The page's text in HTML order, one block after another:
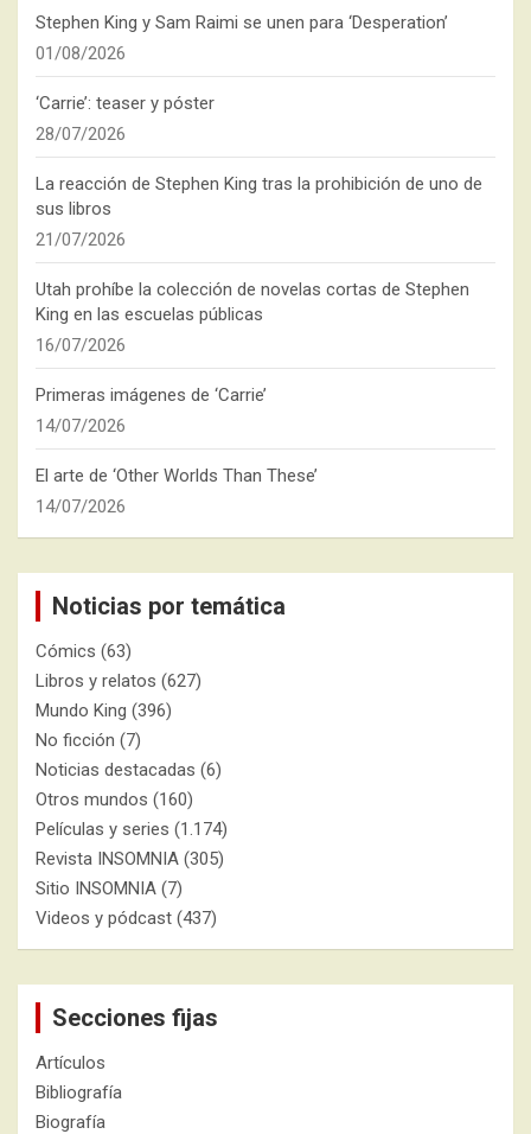
Stephen King y Sam Raimi se unen para ‘Desperation’
01/08/2026
‘Carrie’: teaser y póster
28/07/2026
La reacción de Stephen King tras la prohibición de uno de
sus libros
21/07/2026
Utah prohíbe la colección de novelas cortas de Stephen
King en las escuelas públicas
16/07/2026
Primeras imágenes de ‘Carrie’
14/07/2026
El arte de ‘Other Worlds Than These’
14/07/2026
Noticias por temática
Cómics (63)
Libros y relatos (627)
Mundo King (396)
No ficción (7)
Noticias destacadas (6)
Otros mundos (160)
Películas y series (1.174)
Revista INSOMNIA (305)
Sitio INSOMNIA (7)
Videos y pódcast (437)
Secciones fijas
Artículos
Bibliografía
Biografía